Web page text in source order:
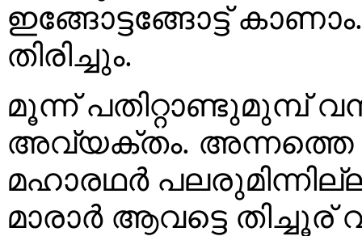
ഇങ്ങോട്ടങ്ങോട്ട്
തിരിച്ചും.
മൂന്ന് പതിറ്റാണ്ടുമുമ്പ്
അവ്യക്തം. അന്നത്തെ
മഹാരഥർ
മാരാർ ആവട്ടെ